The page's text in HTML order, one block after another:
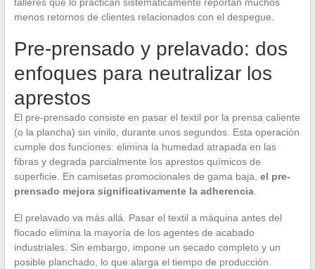
menos retornos de clientes relacionados con el despegue.
Pre-prensado y prelavado: dos
enfoques para neutralizar los
aprestos
El pre-prensado consiste en pasar el textil por la prensa caliente
(o la plancha) sin vinilo, durante unos segundos. Esta operación
cumple dos funciones: elimina la humedad atrapada en las
fibras y degrada parcialmente los aprestos químicos de
superficie. En camisetas promocionales de gama baja, el pre-
prensado mejora significativamente la adherencia.
El prelavado va más allá. Pasar el textil a máquina antes del
flocado elimina la mayoría de los agentes de acabado
industriales. Sin embargo, impone un secado completo y un
posible planchado, lo que alarga el tiempo de producción.